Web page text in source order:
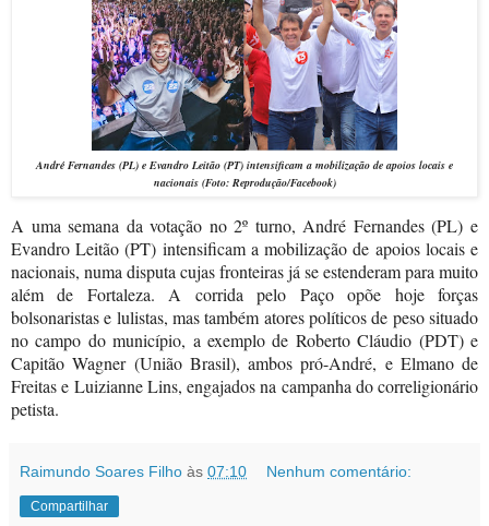
André Fernandes (PL) e Evandro Leitão (PT) intensificam a mobilização de apoios locais e
nacionais (Foto: Reprodução/Facebook)
A uma semana da votação no 2º turno, André Fernandes (PL) e
Evandro Leitão (PT) intensificam a mobilização de apoios locais e
nacionais, numa disputa cujas fronteiras já se estenderam para muito
além de Fortaleza. A corrida pelo Paço opõe hoje forças
bolsonaristas e lulistas, mas também atores políticos de peso situado
no campo do município, a exemplo de Roberto Cláudio (PDT) e
Capitão Wagner (União Brasil), ambos pró-André, e Elmano de
Freitas e Luizianne Lins, engajados na campanha do correligionário
petista.
Raimundo Soares Filho às 07:10 Nenhum comentário:
Compartilhar